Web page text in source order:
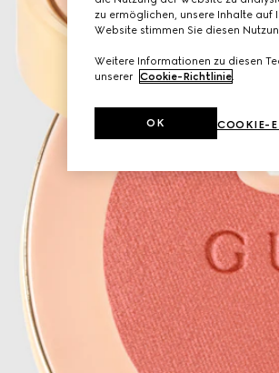
zu ermöglichen, unsere Inhalte auf
Website stimmen Sie diesen
Weitere Informationen zu diesen
unserer Cookie-Richtlinie.
COOKIE-
OK